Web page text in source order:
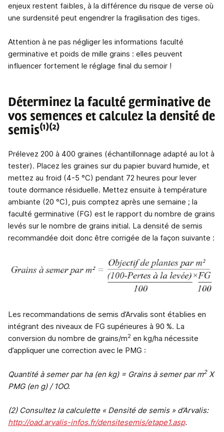
enjeux restent faibles, à la différence du risque de verse où
une surdensité peut engendrer la fragilisation des tiges.
Attention à ne pas négliger les informations faculté
germinative et poids de mille grains : elles peuvent
influencer fortement le réglage final du semoir !
Déterminez la faculté germinative de
vos semences et calculez la densité de
semis(1)(2)
Prélevez 200 à 400 graines (échantillonnage adapté au lot à
tester). Placez les graines sur du papier buvard humide, et
mettez au froid (4-5 °C) pendant 72 heures pour lever
toute dormance résiduelle. Mettez ensuite à température
ambiante (20 °C), puis comptez après une semaine ; la
faculté germinative (FG) est le rapport du nombre de grains
levés sur le nombre de grains initial. La densité de semis
recommandée doit donc être corrigée de la façon suivante :
Les recommandations de semis d’Arvalis sont établies en
intégrant des niveaux de FG supérieures à 90 %. La
conversion du nombre de grains/m2 en kg/ha nécessite
d’appliquer une correction avec le PMG :
Quantité à semer par ha (en kg) = Grains à semer par m2X
PMG (en g) / 1OO.
(2) Consultez la calculette « Densité de semis » d’Arvalis:
http://oad.arvalis-infos.fr/densitesemis/etape1.asp.